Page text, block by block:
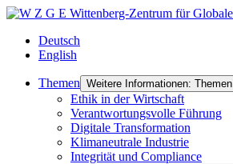
Deutsch
English
Themen Weitere Informationen: Themen
Ethik in der Wirtschaft
Verantwortungsvolle Führung
Digitale Transformation
Klimaneutrale Industrie
Integrität und Compliance